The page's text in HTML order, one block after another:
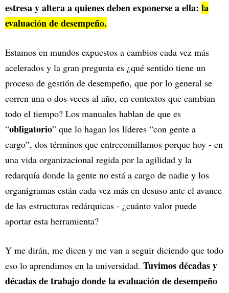
estresa y altera a quienes deben exponerse a ella: la
evaluación de desempeño.
Estamos en mundos expuestos a cambios cada vez más
acelerados y la gran pregunta es ¿qué sentido tiene un
proceso de gestión de desempeño, que por lo general se
corren una o dos veces al año, en contextos que cambian
todo el tiempo? Los manuales hablan de que es
“obligatorio” que lo hagan los líderes “con gente a
cargo”, dos términos que entrecomillamos porque hoy - en
una vida organizacional regida por la agilidad y la
redarquía donde la gente no está a cargo de nadie y los
organigramas están cada vez más en desuso ante el avance
de las estructuras redárquicas - ¿cuánto valor puede
aportar esta herramienta?
Y me dirán, me dicen y me van a seguir diciendo que todo
eso lo aprendimos en la universidad. Tuvimos décadas y
décadas de trabajo donde la evaluación de desempeño